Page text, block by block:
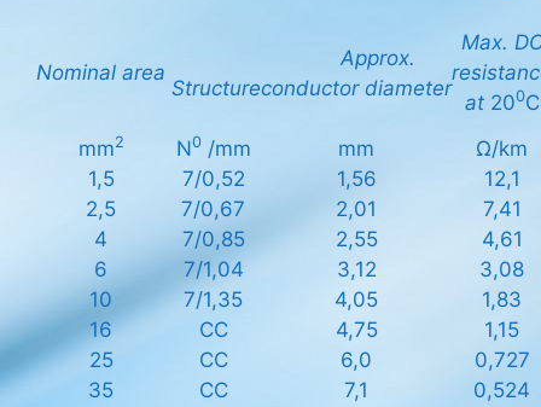
Nominal area
Structure
Approx.
conductor diameter
Max.
at 200C
mm2 N0/mm mm
Ω/km
1,5
7/0,52 1,56
12,1
2,5
7/0,67 2,01
7,41
4
7/0,85 2,55
4,61
6
7/1,04 3,12
3,08
10
7/1,35 4,05
1,83
16
CC 4,75
1,15
25
CC 6,0
0,727
35
CC 7,1
0,524